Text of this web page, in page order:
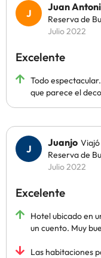
Juan
Reserva de
Julio 2022
Excelente
Todo
que parece el
Juanjo
Reserva de
Julio 2022
Excelente
Hotel ubicado en
un cuento. Muy
Las habitaciones